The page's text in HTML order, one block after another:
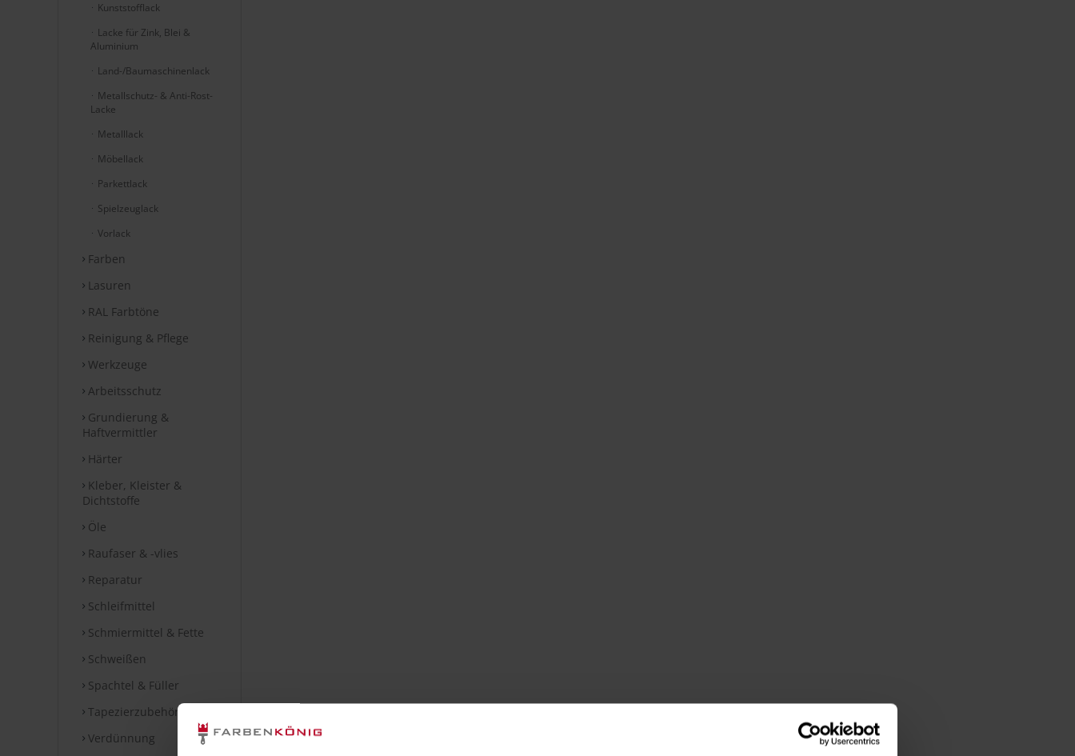
Kunststofflack
Lacke für Zink, Blei &
Aluminium
Land-/Baumaschinenlack
Metallschutz- & Anti-Rost-
Lacke
Metalllack
Möbellack
Parkettlack
Spielzeuglack
Vorlack
Farben
Lasuren
RAL Farbtöne
Reinigung & Pflege
Werkzeuge
Arbeitsschutz
Grundierung &
Haftvermittler
Härter
Kleber, Kleister &
Dichtstoffe
Öle
Raufaser & -vlies
Reparatur
Schleifmittel
Schmiermittel & Fette
Schweißen
Spachtel & Füller
Tapezierzubehör
Verdünnung